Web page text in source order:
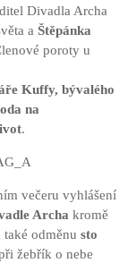
Divadla Archa
a Štěpánka
poroty u
Kuffy, bývalého
na
.
večeru vyhlášení
Archa kromě
odměnu sto
žebřík o nebe